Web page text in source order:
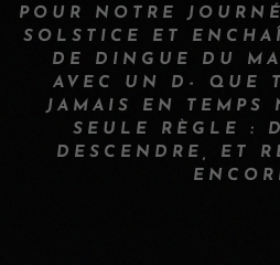
POUR NOTRE
SOLSTICE ET
DE DINGUE DU
AVEC UN D- QUE
JAMAIS EN TEMPS
SEULE RÈGLE :
DESCENDRE, ET